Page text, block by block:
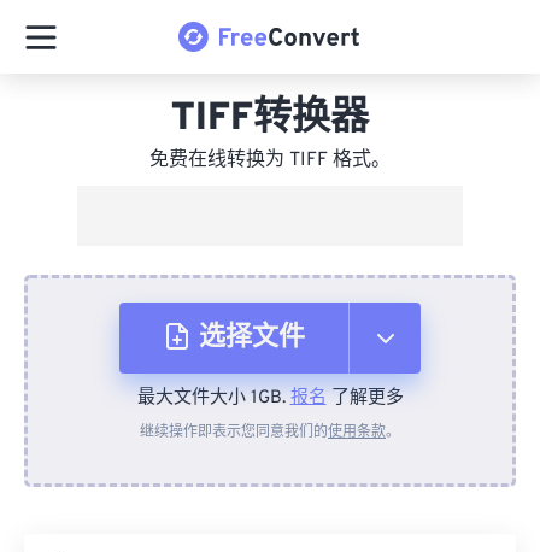
TIFF转换器
免费在线转换为 TIFF 格式。
选择文件
从设备
最大文件大小 1GB.报名了解更多
继续操作即表示您同意我们的使用条款。